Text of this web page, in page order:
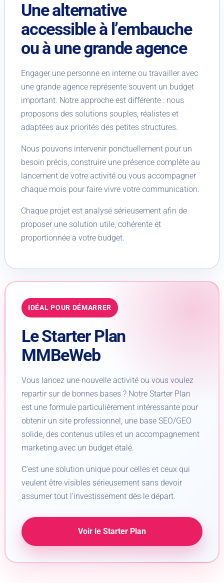
Une alternative
accessible à l’embauche
ou à une grande agence
Engager une personne en interne ou travailler avec
une grande agence représente souvent un budget
important. Notre approche est différente : nous
proposons des solutions souples, réalistes et
adaptées aux priorités des petites structures.
Nous pouvons intervenir ponctuellement pour un
besoin précis, construire une présence complète au
lancement de votre activité ou vous accompagner
chaque mois pour faire vivre votre communication.
Chaque projet est analysé sérieusement afin de
proposer une solution utile, cohérente et
proportionnée à votre budget.
IDÉAL POUR DÉMARRER
Le Starter Plan
MMBeWeb
Vous lancez une nouvelle activité ou vous voulez
repartir sur de bonnes bases ? Notre Starter Plan
est une formule particulièrement intéressante pour
obtenir un site professionnel, une base SEO/GEO
solide, des contenus utiles et un accompagnement
marketing avec un budget étalé.
C’est une solution unique pour celles et ceux qui
veulent être visibles sérieusement sans devoir
assumer tout l’investissement dès le départ.
Voir le Starter Plan